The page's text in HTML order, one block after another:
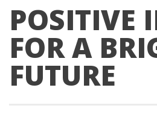
POSITIVE
FOR A
FUTURE